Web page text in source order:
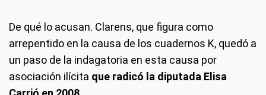
De qué lo acusan. Clarens, que figura como
arrepentido en la causa de los cuadernos K, quedó a
un paso de la indagatoria en esta causa por
asociación ilícita que radicó la diputada Elisa